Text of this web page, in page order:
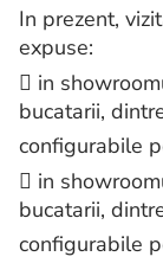
In prezent,
expuse:
 in
bucatarii,
configurabile
 in
bucatarii,
configurabile